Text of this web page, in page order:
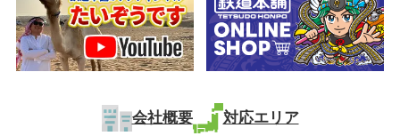
会社概要 対応エリア